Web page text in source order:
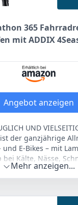
365
mit ADDIX
– Für
28 Zoll –
Angebot anzeigen
UND
der ganzjährige
und E-Bikes – mit
Kälte, Nässe,
PANNENSCHUTZ –
Mehr anzeigen...